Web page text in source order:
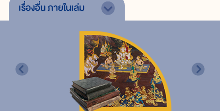
เรื่องอื่นภายในเล่ม